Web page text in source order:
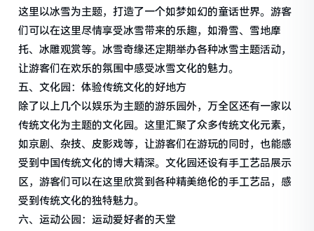
这里以冰雪为主题，打造了一个如梦如幻的童话世界。游客
们可以在这里尽情享受冰雪带来的乐趣，如滑雪、雪地摩
托、冰雕观赏等。冰雪奇缘还定期举办各种冰雪主题活动，
让游客们在欢乐的氛围中感受冰雪文化的魅力。
五、文化园：体验传统文化的好地方
除了以上几个以娱乐为主题的游乐园外，万全区还有一家以
传统文化为主题的文化园。这里汇聚了众多传统文化元素，
如京剧、杂技、皮影戏等，让游客们在游玩的同时，也能感
受到中国传统文化的博大精深。文化园还设有手工艺品展示
区，游客们可以在这里欣赏到各种精美绝伦的手工艺品，感
受到传统文化的独特魅力。
六、运动公园：运动爱好者的天堂